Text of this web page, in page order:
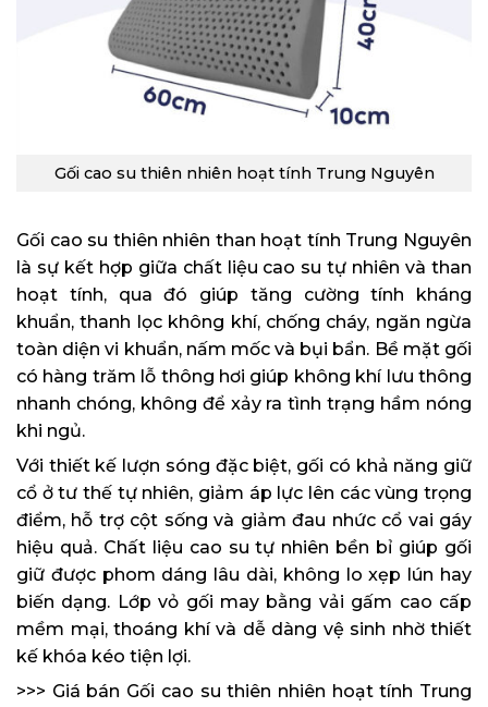
Gối cao su thiên nhiên hoạt tính Trung Nguyên
Gối cao su thiên nhiên than hoạt tính Trung Nguyên
là sự kết hợp giữa chất liệu cao su tự nhiên và than
hoạt tính, qua đó giúp tăng cường tính kháng
khuẩn, thanh lọc không khí, chống cháy, ngăn ngừa
toàn diện vi khuẩn, nấm mốc và bụi bẩn. Bề mặt gối
có hàng trăm lỗ thông hơi giúp không khí lưu thông
nhanh chóng, không để xảy ra tình trạng hầm nóng
khi ngủ.
Với thiết kế lượn sóng đặc biệt, gối có khả năng giữ
cổ ở tư thế tự nhiên, giảm áp lực lên các vùng trọng
điểm, hỗ trợ cột sống và giảm đau nhức cổ vai gáy
hiệu quả. Chất liệu cao su tự nhiên bền bỉ giúp gối
giữ được phom dáng lâu dài, không lo xẹp lún hay
biến dạng. Lớp vỏ gối may bằng vải gấm cao cấp
mềm mại, thoáng khí và dễ dàng vệ sinh nhờ thiết
kế khóa kéo tiện lợi.
>>> Giá bán Gối cao su thiên nhiên hoạt tính Trung